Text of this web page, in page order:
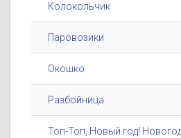
Колокольчик
Паровозики
Окошко
Разбойница
Топ-Топ, Новый год!